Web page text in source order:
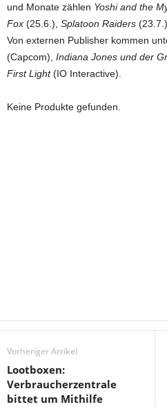
und Monate zählen Yoshi and the
Fox (25.6.), Splatoon Raiders
Von externen Publisher kommen
(Capcom), Indiana Jones und der
First Light(IO Interactive).
Keine Produkte gefunden.
Vorheriger Artikel
Lootboxen:
Verbraucherzentrale
bittet um Mithilfe